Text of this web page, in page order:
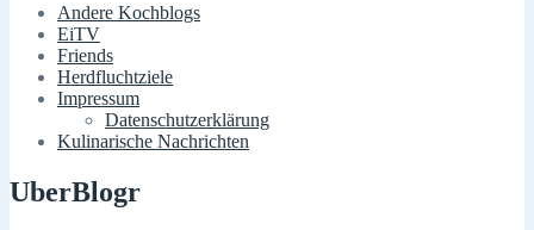
Andere Kochblogs
EiTV
Friends
Herdfluchtziele
Impressum
Datenschutzerklärung
Kulinarische Nachrichten
UberBlogr